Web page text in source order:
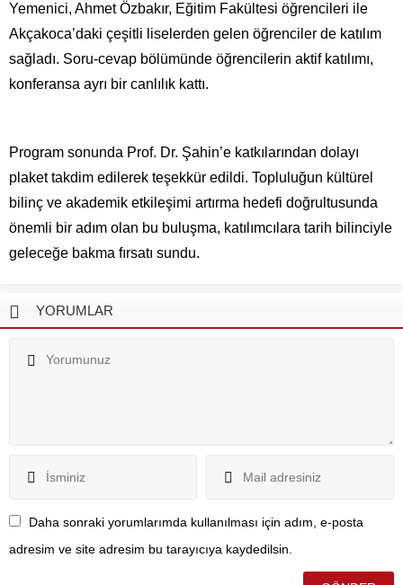
Yemenici, Ahmet Özbakır, Eğitim Fakültesi öğrencileri ile
Akçakoca’daki çeşitli liselerden gelen öğrenciler de katılım
sağladı. Soru-cevap bölümünde öğrencilerin aktif katılımı,
konferansa ayrı bir canlılık kattı.
Program sonunda Prof. Dr. Şahin’e katkılarından dolayı
plaket takdim edilerek teşekkür edildi. Topluluğun kültürel
bilinç ve akademik etkileşimi artırma hedefi doğrultusunda
önemli bir adım olan bu buluşma, katılımcılara tarih bilinciyle
geleceğe bakma fırsatı sundu.
YORUMLAR
Daha sonraki yorumlarımda kullanılması için adım, e-posta
adresim ve site adresim bu tarayıcıya kaydedilsin.